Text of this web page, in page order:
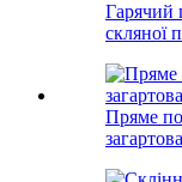
Гарячий
скляної
Пряме